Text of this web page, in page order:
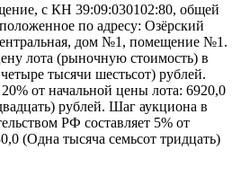
с КН 39:09:030102:80, общей
по адресу: Озёрский
дом №1, помещение №1.
лота (рыночную стоимость) в
тысячи шестьсот) рублей.
20% от начальной цены лота: 6920,0
рублей. Шаг аукциона в
РФ составляет 5% от
(Одна тысяча семьсот тридцать)